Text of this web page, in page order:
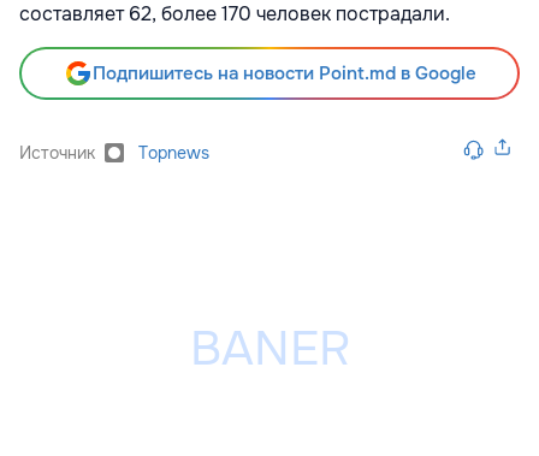
составляет 62, более 170 человек пострадали.
Подпишитесь на новости Point.md в Google
Источник Topnews